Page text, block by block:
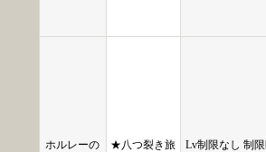
ホルレーの
★八つ裂き旅
Lv制限なし 制